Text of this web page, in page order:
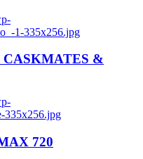
1-335x256.jpg
CASKMATES &
335x256.jpg
720